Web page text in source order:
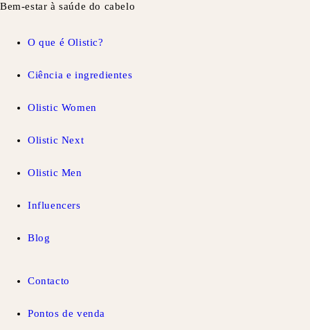
Bem-estar à saúde do cabelo
O que é Olistic?
Ciência e ingredientes
Olistic Women
Olistic Next
Olistic Men
Influencers
Blog
Contacto
Pontos de venda